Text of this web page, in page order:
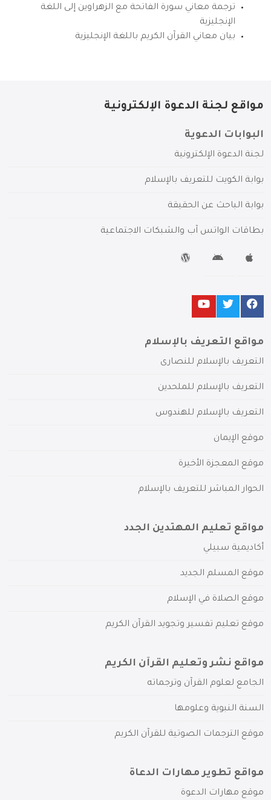
ترجمة معاني سورة الفاتحة مع الزهراوين إلى اللغة
الإنجليزية
بيان معاني القرآن الكريم باللغة الإنجليزية
مواقع لجنة الدعوة الإلكترونية
البوابات الدعوية
لجنة الدعوة الإلكترونية
بوابة الكويت للتعريف بالإسلام
بوابة الباحث عن الحقيقة
بطاقات الواتس آب والشبكات الاجتماعية
مواقع التعريف بالإسلام
التعريف بالإسلام للنصارى
التعريف بالإسلام للملحدين
التعريف بالإسلام للهندوس
موقع الإيمان
موقع المعجزة الأخيرة
الحوار المباشر للتعريف بالإسلام
مواقع تعليم المهتدين الجدد
أكاديمية سبيلي
موقع المسلم الجديد
موقع الصلاة في الإسلام
موقع تعليم تفسير وتجويد القرآن الكريم
مواقع نشر وتعليم القرآن الكريم
الجامع لعلوم القرآن وترجماته
السنة النبوية وعلومها
موقع الترجمات الصوتية للقرآن الكريم
مواقع تطوير مهارات الدعاة
موقع مهارات الدعوة